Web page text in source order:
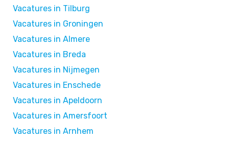
Vacatures in Tilburg
Vacatures in Groningen
Vacatures in Almere
Vacatures in Breda
Vacatures in Nijmegen
Vacatures in Enschede
Vacatures in Apeldoorn
Vacatures in Amersfoort
Vacatures in Arnhem